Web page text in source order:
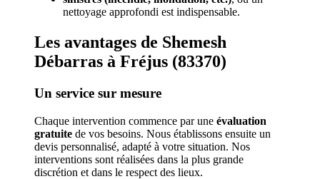
nettoyage approfondi est indispensable.
Les avantages de Shemesh
Débarras à Fréjus (83370)
Un service sur mesure
Chaque intervention commence par une évaluation
gratuite de vos besoins. Nous établissons ensuite un
devis personnalisé, adapté à votre situation. Nos
interventions sont réalisées dans la plus grande
discrétion et dans le respect des lieux.